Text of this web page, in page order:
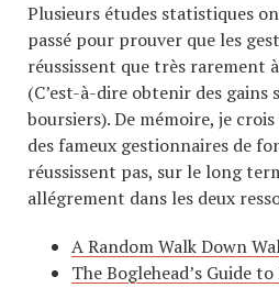
Plusieurs études statistiques
passé pour prouver que les
réussissent que très rarement
(C’est-à-dire obtenir des gains
boursiers). De mémoire, je crois
des fameux gestionnaires de
réussissent pas, sur le long
allégrement dans les deux
A Random Walk Down
The Boglehead’s Guide